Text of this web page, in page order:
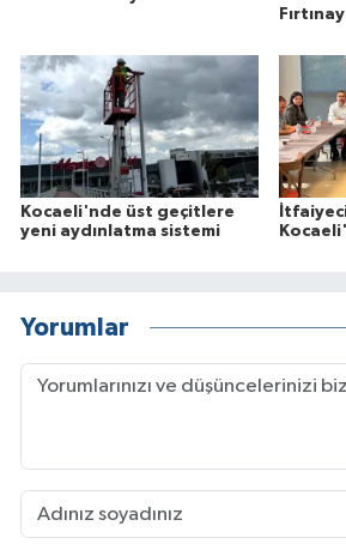
Kocaeli'nde üst geçitlere
yeni aydınlatma sistemi
Yorumlar